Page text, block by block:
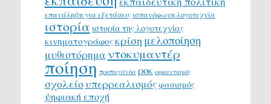
επανάληψη για εξετάσεις ισπανόφωνη λογοτεχνία
ιστορία ιστορία της λογοτεχνίας
κινηματογράφοςκρίση μελοποίηση
μυθιστόρημα ντοκυμαντέρ
ποίηση προπαγάνδα ροκ ρομαντισμός
σχολείουπερρεαλισμόςφασισμός
ψηφιακή εποχή